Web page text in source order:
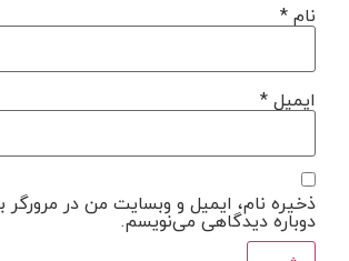
نام*
ایمیل*
ذخیره نام، ایمیل و وبسایت من در مرورگر
دوباره دیدگاهی می‌نویسم.